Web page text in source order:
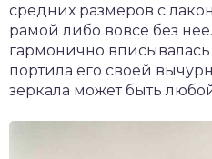
средних размеров с
рамой либо вовсе без
гармонично
портила его своей
зеркала может быть